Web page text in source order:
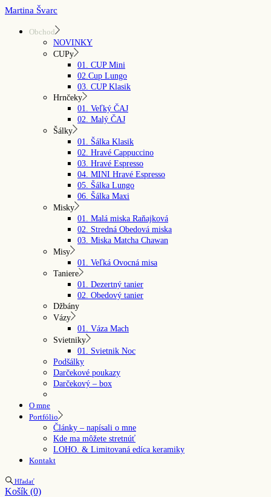
Skip
Martina Švarc
Obchod
NOVINKY
CUPy
01. CUP Mini
02.Cup Lungo
03. CUP Klasik
Hrnčeky
01. Veľký ČAJ
02. Malý ČAJ
Šálky
01. Šálka Klasik
02. Hravé Cappuccino
03. Hravé Espresso
04. MINI Hravé Espresso
05. Šálka Lungo
06. Šálka Maxi
Misky
01. Malá miska Raňajková
02. Stredná Obedová miska
03. Miska Matcha Chawan
Misy
01. Veľká Ovocná misa
Taniere
01. Dezertný tanier
02. Obedový tanier
Džbány
Vázy
01. Váza Mach
Svietniky
01. Svietnik Noc
Podšálky
Darčekové poukazy
Darčekový – box
O mne
Portfólio
Články – napísali o mne
Kde ma môžete stretnúť
LOHO. & Limitovaná edíca keramiky
Kontakt
Hľadať
Košík (0)